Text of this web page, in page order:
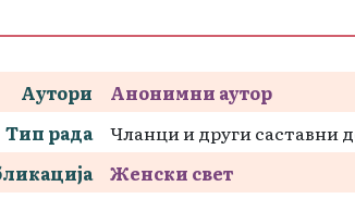
Аутори
Анонимни аутор
Тип рада
Чланци и други саставни
Женски свет